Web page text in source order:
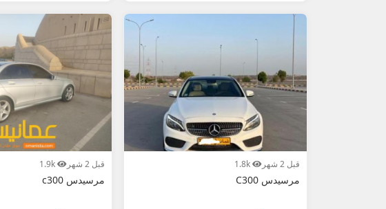
قبل 2 شهر
مرسيدس C300
قبل 2 شهر
مرسيدس c300